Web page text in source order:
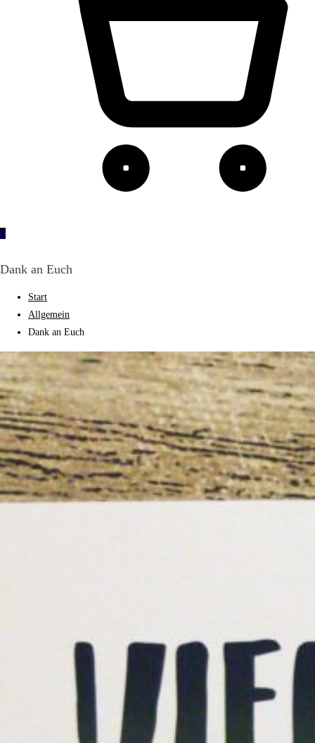
0
Dank an Euch
Start
Allgemein
Dank an Euch